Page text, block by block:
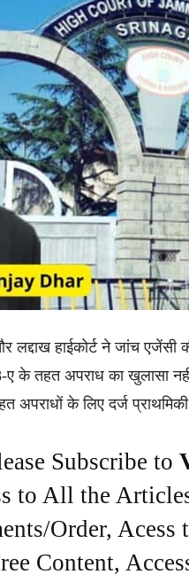
हाईकोर्ट ने जांच एजेंसी
के तहत अपराध का खुलासा
के लिए दर्ज प्राथमिकी
Subscribe to
to All the
Order, Acess
Content,